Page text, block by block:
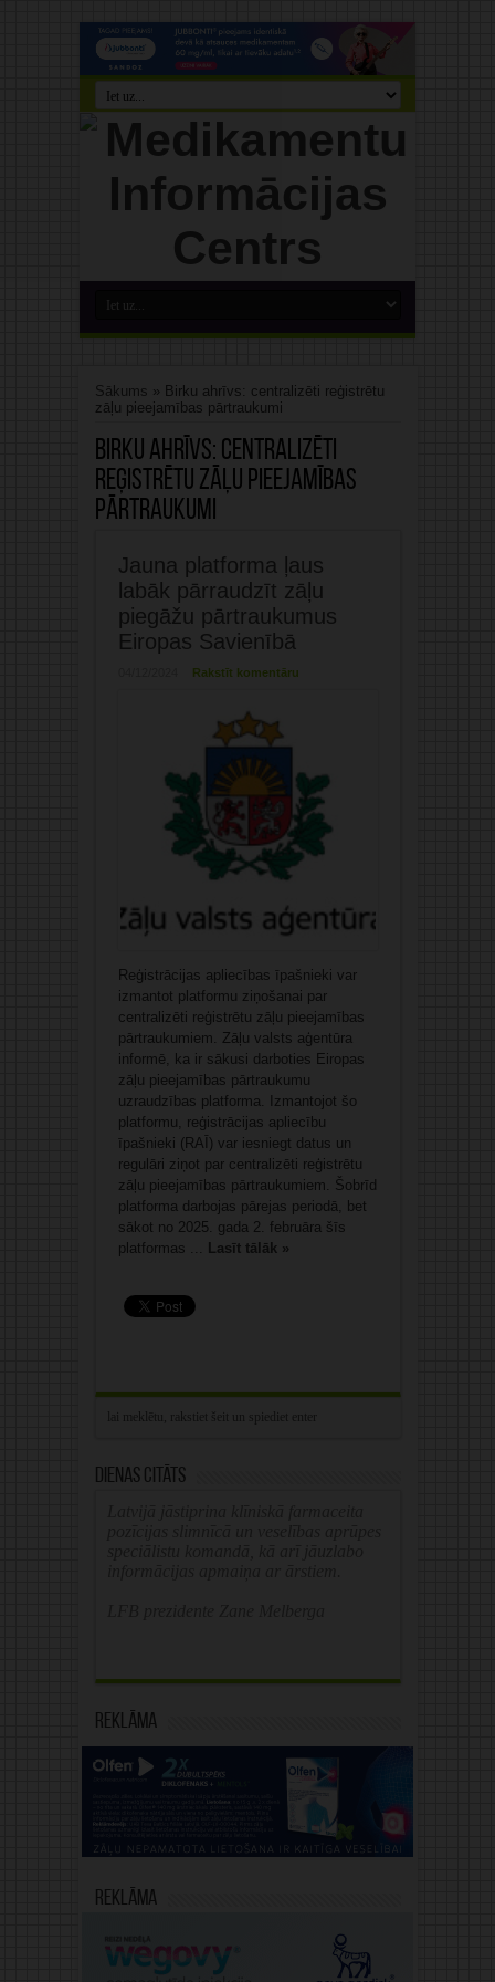
Sākums » Birku ahrīvs: centralizēti reģistrētu
zāļu pieejamības pārtraukumi
Birku ahrīvs: centralizēti
reģistrētu zāļu pieejamības
pārtraukumi
Jauna platforma ļaus
labāk pārraudzīt zāļu
piegāžu pārtraukumus
Eiropas Savienībā
Rakstīt komentāru
Reģistrācijas apliecības īpašnieki var
izmantot platformu ziņošanai par
centralizēti reģistrētu zāļu pieejamības
pārtraukumiem. Zāļu valsts aģentūra
informē, ka ir sākusi darboties Eiropas
zāļu pieejamības pārtraukumu
uzraudzības platforma. Izmantojot šo
platformu, reģistrācijas apliecību
īpašnieki (RAĪ) var iesniegt datus un
regulāri ziņot par centralizēti reģistrētu
zāļu pieejamības pārtraukumiem. Šobrīd
platforma darbojas pārejas periodā, bet
sākot no 2025. gada 2. februāra šīs
platformas ... Lasīt tālāk »
Dienas citāts
Reklāma
Reklāma